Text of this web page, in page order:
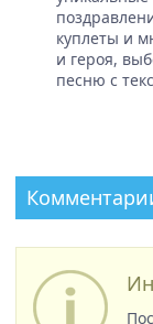
куплеты и
и героя,
песню с